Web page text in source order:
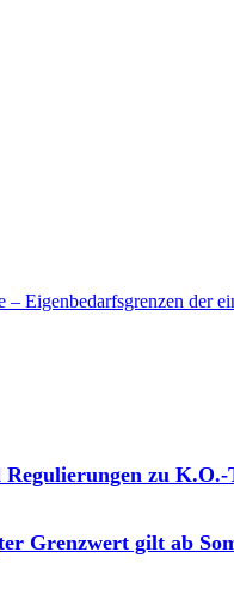
Eigenbedarfsgrenzen der
zu
Grenzwert gilt ab